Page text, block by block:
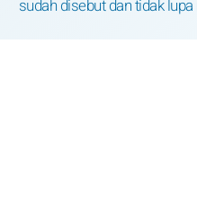
sudah disebut dan tidak